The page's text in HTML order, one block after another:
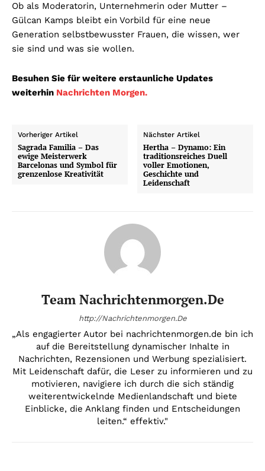
Ob als Moderatorin, Unternehmerin oder Mutter –
Gülcan Kamps bleibt ein Vorbild für eine neue
Generation selbstbewusster Frauen, die wissen, wer
sie sind und was sie wollen.
Besuhen Sie für weitere erstaunliche Updates
weiterhin Nachrichten Morgen.
Vorheriger Artikel
Sagrada Familia – Das
ewige Meisterwerk
Barcelonas und Symbol für
grenzenlose Kreativität
Nächster Artikel
Hertha – Dynamo: Ein
traditionsreiches Duell
voller Emotionen,
Geschichte und
Leidenschaft
Team Nachrichtenmorgen.de
http://Nachrichtenmorgen.De
„Als engagierter Autor bei nachrichtenmorgen.de bin ich
auf die Bereitstellung dynamischer Inhalte in
Nachrichten, Rezensionen und Werbung spezialisiert.
Mit Leidenschaft dafür, die Leser zu informieren und zu
motivieren, navigiere ich durch die sich ständig
weiterentwickelnde Medienlandschaft und biete
Einblicke, die Anklang finden und Entscheidungen
leiten.“ effektiv."